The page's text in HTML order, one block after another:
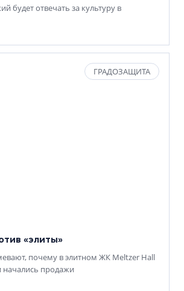
будет отвечать за культуру в
ГРАДОЗАЩИТА
«элиты»
почему в элитном ЖК Meltzer Hall
начались продажи